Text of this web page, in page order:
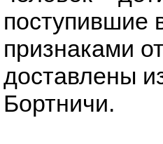
поступившие
признаками
доставлены
Бортничи.